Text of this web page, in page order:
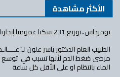
الأكثر مشاهدة
بومرداس..توزيع 231 سكنا عموميا إيجاريا
الطبيب العام الدكتور ياسر علون
مرضى ضغط الدم لأنها تسبب في توسع
الماء بانتظام او على الأقل كل ساعة